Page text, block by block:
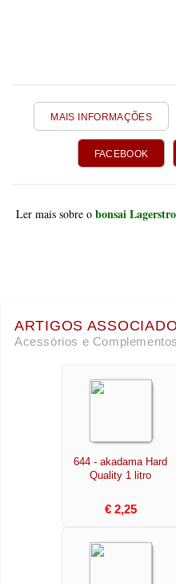
MAIS INFORMAÇÕES
FACEBOOK
Ler mais sobre o bonsai
ARTIGOS
Acessórios e Complementos
644 - akadama Hard
Quality 1 litro
€ 2,25